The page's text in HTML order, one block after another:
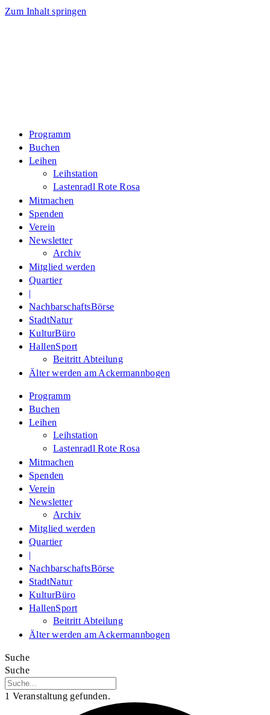
Zum Inhalt springen
Programm
Buchen
Leihen
Leihstation
Lastenradl Rote Rosa
Mitmachen
Spenden
Verein
Newsletter
Archiv
Mitglied werden
Quartier
|
NachbarschaftsBörse
StadtNatur
KulturBüro
HallenSport
Beitritt Abteilung
Älter werden am Ackermannbogen
Programm
Buchen
Leihen
Leihstation
Lastenradl Rote Rosa
Mitmachen
Spenden
Verein
Newsletter
Archiv
Mitglied werden
Quartier
|
NachbarschaftsBörse
StadtNatur
KulturBüro
HallenSport
Beitritt Abteilung
Älter werden am Ackermannbogen
Suche
Suche
1 Veranstaltung gefunden.